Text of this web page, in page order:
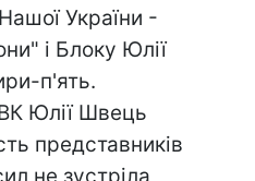
України -
і Блоку Юлії
п'ять.
Юлії Швець
представників